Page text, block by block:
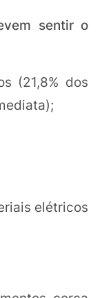
sentir o
(21,8% dos
elétricos